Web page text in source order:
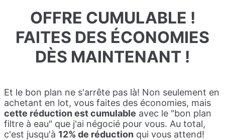
OFFRE CUMULABLE !
FAITES DES ÉCONOMIES
DÈS MAINTENANT !
Et le bon plan ne s'arrête pas là! Non seulement en
achetant en lot, vous faites des économies, mais
cette réduction est cumulable avec le "bon plan
filtre à eau" que j'ai négocié pour vous. Au total,
c'est jusqu'à 12% de réduction qui vous attend!